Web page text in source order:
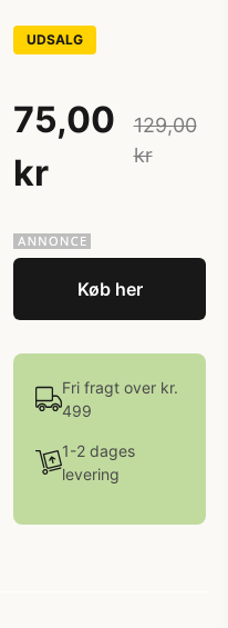
UDSALG
75,00
kr
129,00
kr
Køb her
Fri fragt over kr.
499
1-2 dages
levering